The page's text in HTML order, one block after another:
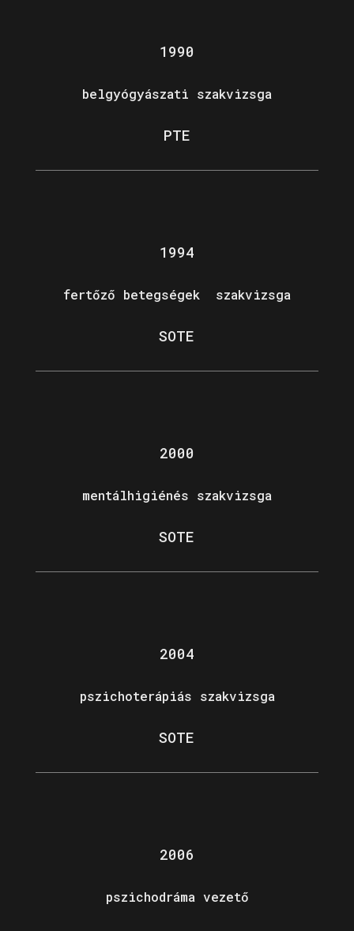
1990
belgyógyászati szakvizsga
PTE
1994
fertőző betegségek szakvizsga
SOTE
2000
mentálhigiénés szakvizsga
SOTE
2004
pszichoterápiás szakvizsga
SOTE
2006
pszichodráma vezető